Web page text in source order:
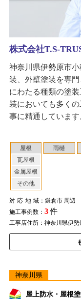
屋根
瓦屋根
金属屋根
その他
雨樋
対応地域：鎌倉市 周辺
施工事例数： 3件
工事店住所：神奈川県伊
株式会社T.S-
神奈川県伊勢原市
装、外壁塗装を専
にわたる種類の塗
装においても多く
事に精通しています
神奈川県
屋上防水・屋根